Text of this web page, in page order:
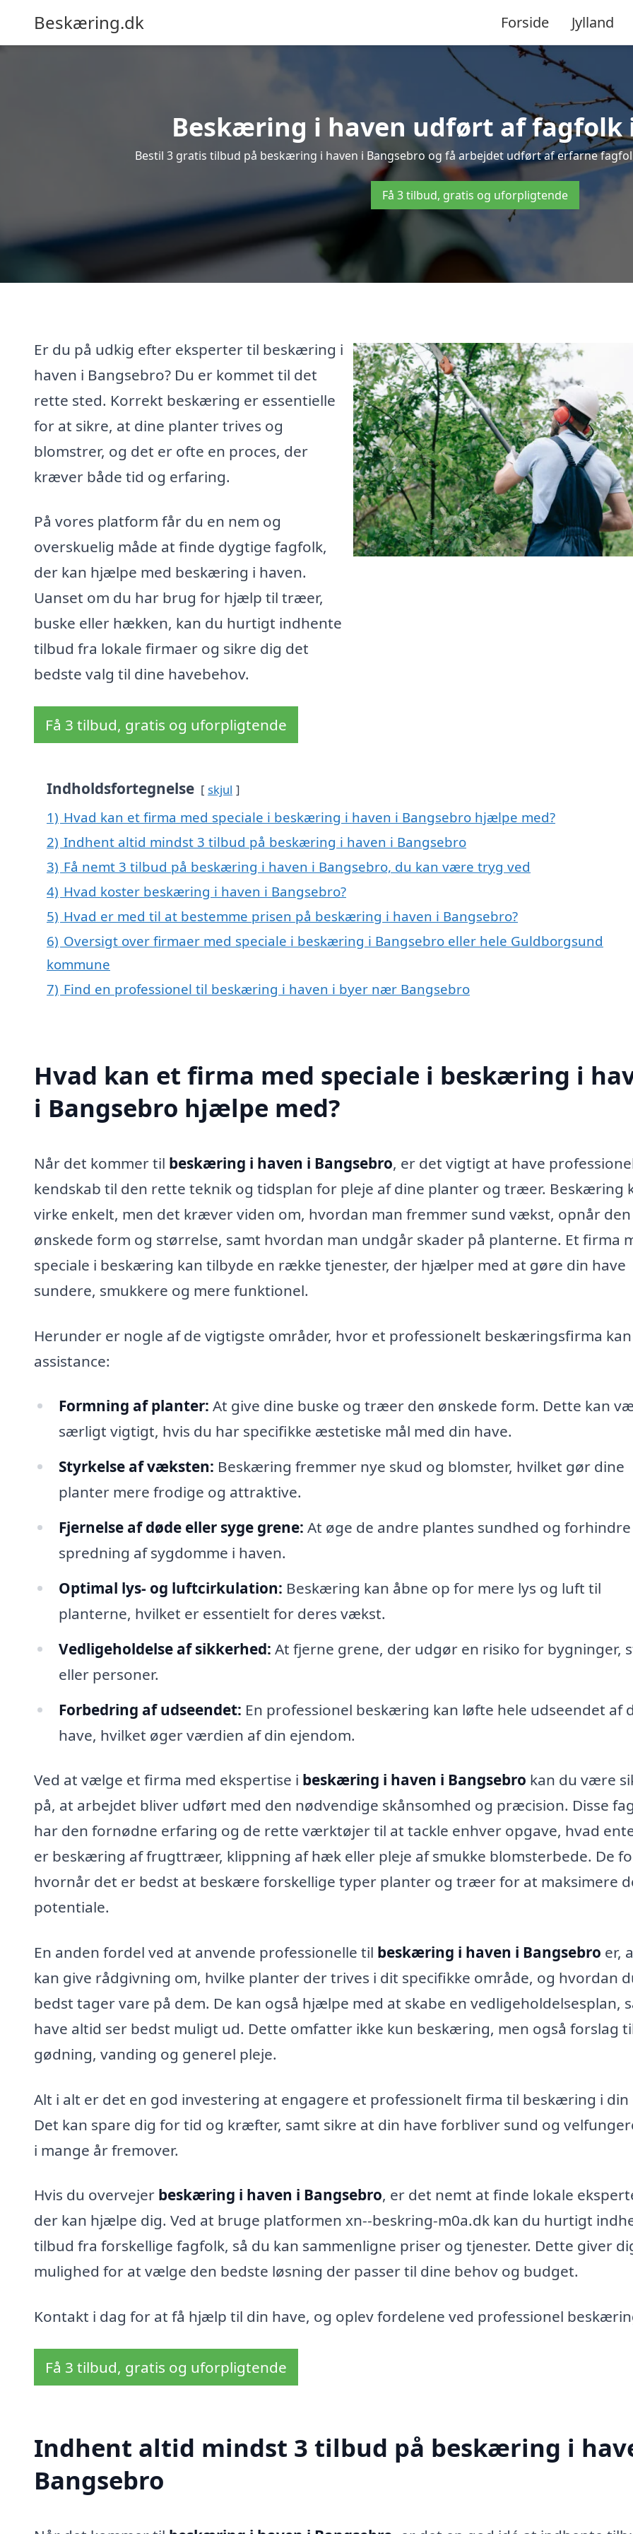
Beskæring.dk Forside Jylland
Beskæring i haven udført af fagfolk
Bestil 3 gratis tilbud på beskæring i haven i Bangsebro og få arbejdet udført af erfarne
Få 3 tilbud, gratis og uforpligtende
Er du på udkig efter eksperter til beskæring i
haven i Bangsebro? Du er kommet til det
rette sted. Korrekt beskæring er essentielle
for at sikre, at dine planter trives og
blomstrer, og det er ofte en proces, der
kræver både tid og erfaring.
På vores platform får du en nem og
overskuelig måde at finde dygtige fagfolk,
der kan hjælpe med beskæring i haven.
Uanset om du har brug for hjælp til træer,
buske eller hækken, kan du hurtigt indhente
tilbud fra lokale firmaer og sikre dig det
bedste valg til dine havebehov.
Få 3 tilbud, gratis og uforpligtende
Indholdsfortegnelse skjul
1) Hvad kan et firma med speciale i beskæring i haven i Bangsebro hjælpe med?
2) Indhent altid mindst 3 tilbud på beskæring i haven i Bangsebro
3) Få nemt 3 tilbud på beskæring i haven i Bangsebro, du kan være tryg ved
4) Hvad koster beskæring i haven i Bangsebro?
5) Hvad er med til at bestemme prisen på beskæring i haven i Bangsebro?
6) Oversigt over firmaer med speciale i beskæring i Bangsebro eller hele Guldborgsund
kommune
7) Find en professionel til beskæring i haven i byer nær Bangsebro
Hvad kan et firma med speciale i beskæring i
i Bangsebro hjælpe med?
Når det kommer til beskæring i haven i Bangsebro, er det vigtigt at have
kendskab til den rette teknik og tidsplan for pleje af dine planter og træer. Beskæring
virke enkelt, men det kræver viden om, hvordan man fremmer sund vækst, opnår den
ønskede form og størrelse, samt hvordan man undgår skader på planterne. Et firma
speciale i beskæring kan tilbyde en række tjenester, der hjælper med at gøre din have
sundere, smukkere og mere funktionel.
Herunder er nogle af de vigtigste områder, hvor et professionelt beskæringsfirma
assistance:
Formning af planter: At give dine buske og træer den ønskede form. Dette kan
særligt vigtigt, hvis du har specifikke æstetiske mål med din have.
Styrkelse af væksten: Beskæring fremmer nye skud og blomster, hvilket gør dine
planter mere frodige og attraktive.
Fjernelse af døde eller syge grene: At øge de andre plantes sundhed og forhindre
spredning af sygdomme i haven.
Optimal lys- og luftcirkulation: Beskæring kan åbne op for mere lys og luft til
planterne, hvilket er essentielt for deres vækst.
Vedligeholdelse af sikkerhed: At fjerne grene, der udgør en risiko for bygninger,
eller personer.
Forbedring af udseendet: En professionel beskæring kan løfte hele udseendet af
have, hvilket øger værdien af din ejendom.
Ved at vælge et firma med ekspertise i beskæring i haven i Bangsebro kan du være
på, at arbejdet bliver udført med den nødvendige skånsomhed og præcision. Disse
har den fornødne erfaring og de rette værktøjer til at tackle enhver opgave, hvad
er beskæring af frugttræer, klippning af hæk eller pleje af smukke blomsterbede. De
hvornår det er bedst at beskære forskellige typer planter og træer for at maksimere
potentiale.
En anden fordel ved at anvende professionelle til beskæring i haven i Bangsebro er,
kan give rådgivning om, hvilke planter der trives i dit specifikke område, og hvordan
bedst tager vare på dem. De kan også hjælpe med at skabe en vedligeholdelsesplan,
have altid ser bedst muligt ud. Dette omfatter ikke kun beskæring, men også forslag
gødning, vanding og generel pleje.
Alt i alt er det en god investering at engagere et professionelt firma til beskæring i din
Det kan spare dig for tid og kræfter, samt sikre at din have forbliver sund og
i mange år fremover.
Hvis du overvejer beskæring i haven i Bangsebro, er det nemt at finde lokale
der kan hjælpe dig. Ved at bruge platformen xn--beskring-m0a.dk kan du hurtigt
tilbud fra forskellige fagfolk, så du kan sammenligne priser og tjenester. Dette giver
mulighed for at vælge den bedste løsning der passer til dine behov og budget.
Kontakt i dag for at få hjælp til din have, og oplev fordelene ved professionel
Få 3 tilbud, gratis og uforpligtende
Indhent altid mindst 3 tilbud på beskæring i
Bangsebro